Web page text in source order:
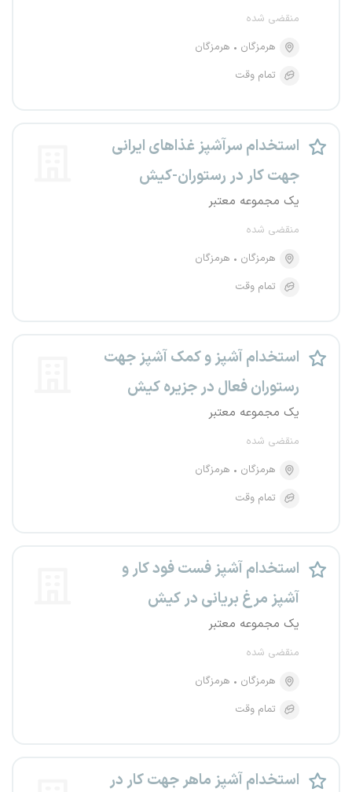
منقضی شده
هرمزگان
هرمزگان
تمام وقت
استخدام سرآشپز غذاهای ایرانی
جهت کار در رستوران-کیش
یک مجموعه معتبر
منقضی شده
هرمزگان
هرمزگان
تمام وقت
استخدام آشپز و کمک آشپز جهت
رستوران فعال در جزیره کیش
یک مجموعه معتبر
منقضی شده
هرمزگان
هرمزگان
تمام وقت
استخدام آشپز فست فود کار و
آشپز مرغ بریانی در کیش
یک مجموعه معتبر
منقضی شده
هرمزگان
هرمزگان
تمام وقت
استخدام آشپز ماهر جهت کار در